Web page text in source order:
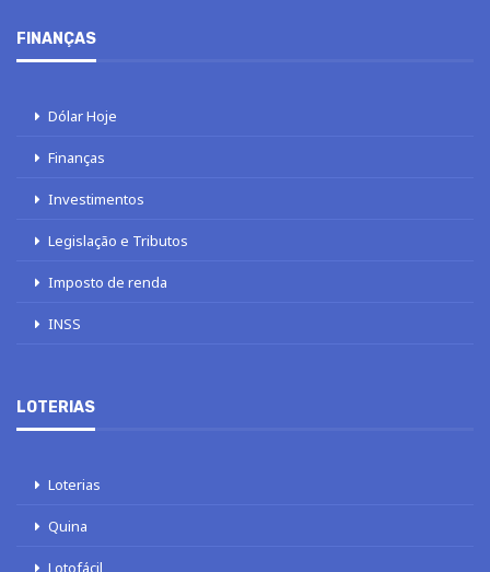
FINANÇAS
Dólar Hoje
Finanças
Investimentos
Legislação e Tributos
Imposto de renda
INSS
LOTERIAS
Loterias
Quina
Lotofácil